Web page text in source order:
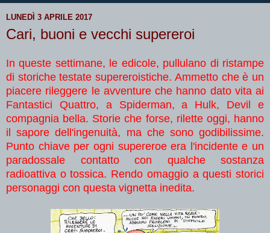
LUNEDÌ 3 APRILE 2017
Cari, buoni e vecchi supereroi
In queste settimane, le edicole, pullulano di ristampe
di storiche testate supereroistiche. Ammetto che è un
piacere rileggere le avventure che hanno dato vita ai
Fantastici Quattro, a Spiderman, a Hulk, Devil e
compagnia bella. Storie che forse, rilette oggi, hanno
il sapore dell'ingenuità, ma che sono godibilissime.
Punto chiave per ogni supereroe era l'incidente e un
paradossale contatto con qualche sostanza
radioattiva o tossica. Rendo omaggio a questi storici
personaggi con questa vignetta inedita.